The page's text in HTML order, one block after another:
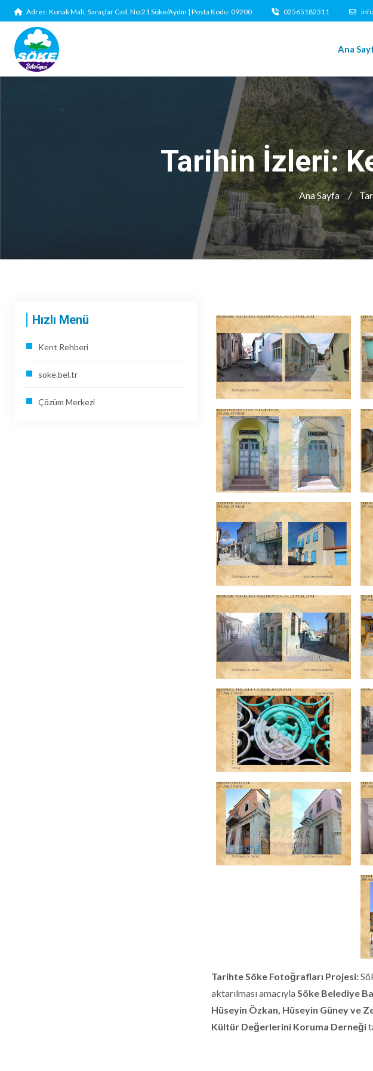
Adres: Konak Mah. Saraçlar Cad. No:21 Söke/Aydın | Posta Kodu: 09200 02565182311
Ana
Tarihin İzleri:
Ana Sayfa
Hızlı Menü
Kent Rehberi
soke.bel.tr
Çözüm Merkezi
Tarihte Söke Fotoğrafları Projesi:
aktarılması amacıylaSöke Belediye
Hüseyin Özkan, Hüseyin Güney ve
Kültür Değerlerini Koruma Derneği